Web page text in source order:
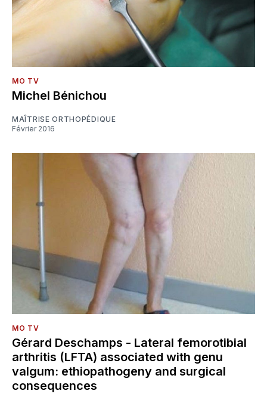
MO TV
Michel Bénichou
MAÎTRISE ORTHOPÉDIQUE
Février 2016
MO TV
Gérard Deschamps - Lateral femorotibial
arthritis (LFTA) associated with genu
valgum: ethiopathogeny and surgical
consequences